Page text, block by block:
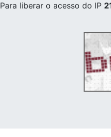
Para liberar o acesso do IP